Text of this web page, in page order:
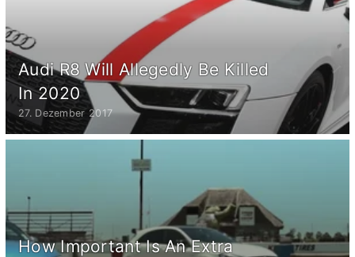
Audi R8 Will Allegedly Be Killed
In 2020
27. Dezember 2017
How Important Is An Extra